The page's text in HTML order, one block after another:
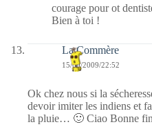
courage pour ot
Bien à toi !
La Commère
15/09/2009/22:52
Ok chez nous si la
devoir imiter les indiens et
la pluie… 🙂 Ciao Bonne